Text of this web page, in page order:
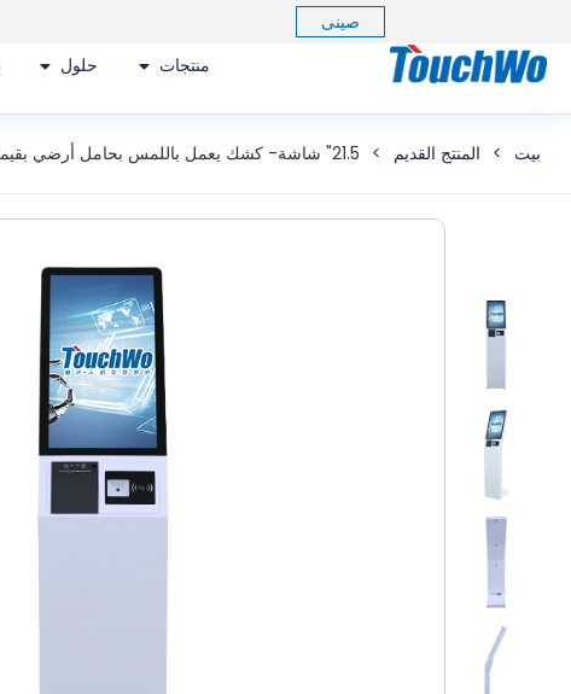
صينى
منتجات
حلول
بيت > المنتج القديم > 21.5" شاشة- كشك يعمل باللمس بحامل أرضي بقيمة 215 مليار دينار كويتي